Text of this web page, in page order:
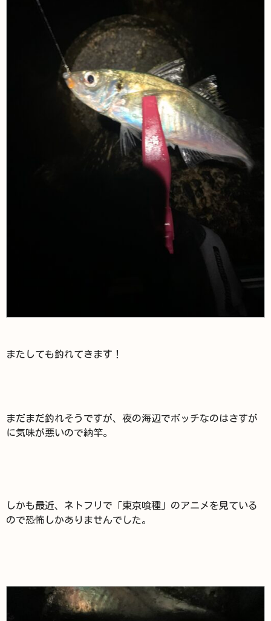
またしても釣れてきます！
まだまだ釣れそうですが、夜の海辺でボッチなのはさすが
に気味が悪いので納竿。
しかも最近、ネトフリで「東京喰種」のアニメを見ている
ので恐怖しかありませんでした。